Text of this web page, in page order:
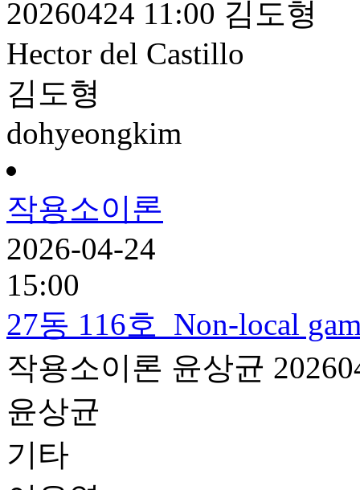
20260424 11:00 김도형
Hector del Castillo
김도형
dohyeongkim
작용소이론
2026-04-24
15:00
27동 116호 Non-local
작용소이론 윤상균
윤상균
기타